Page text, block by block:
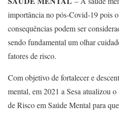
importância no pós-Covid-19 pois
consequências podem ser
sendo fundamental um olhar
fatores de risco.
Com objetivo de fortalecer e
mental, em 2021 a Sesa atualizou
de Risco em Saúde Mental para